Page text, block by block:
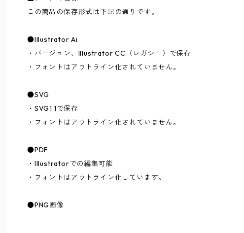
この商品の保存形式は下記の通りです。
●Illustrator Ai
・バージョン、Illustrator CC（レガシー）で保存
・フォントはアウトライン化されていません。
●SVG
・SVG1.1で保存
・フォントはアウトライン化されていません。
●PDF
・Illustratorでの編集可能
・フォントはアウトライン化しています。
●PNG画像